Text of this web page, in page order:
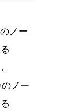
ノー
ノー